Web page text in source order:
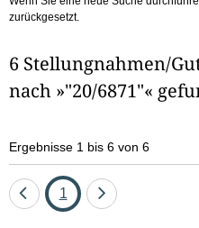
zurückgesetzt.
6 Stellungnahmen/
nach »"20/6871"«
Ergebnisse 1 bis 6 von 6
EineSeite
1
Eine